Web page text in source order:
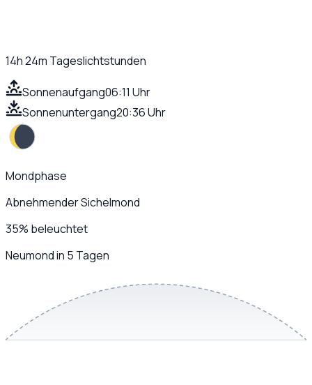
14h 24m Tageslichtstunden
Sonnenaufgang06:11 Uhr
Sonnenuntergang20:36 Uhr
Mondphase
Abnehmender Sichelmond
35% beleuchtet
Neumond in 5 Tagen